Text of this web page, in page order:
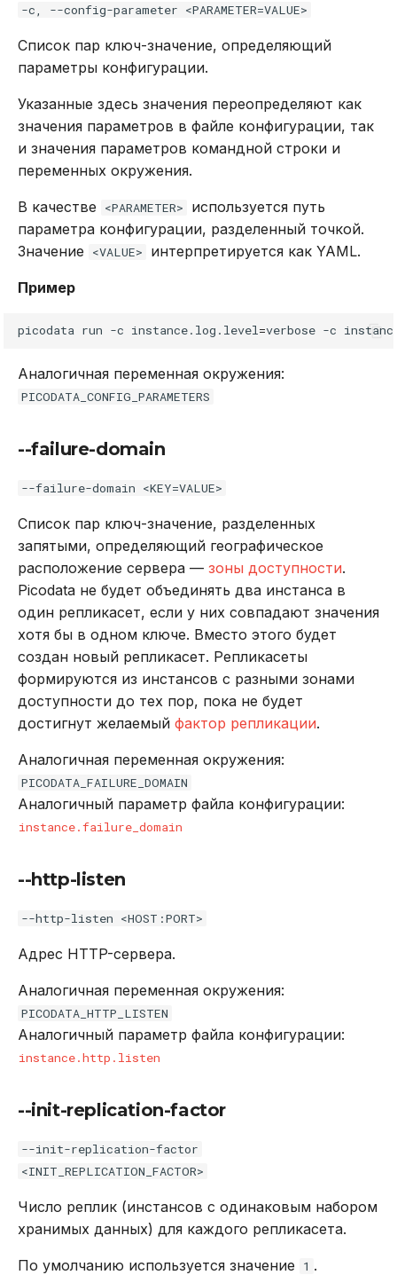
-c, --config-parameter <PARAMETER=VALUE>
Список пар ключ-значение, определяющий
параметры конфигурации.
Указанные здесь значения переопределяют как
значения параметров в файле конфигурации, так
и значения параметров командной строки и
переменных окружения.
В качестве <PARAMETER>
используется путь
параметра конфигурации, разделенный точкой.
Значение
<VALUE> интерпретируется как YAML.
Пример
picodata run -c instance.log.level=verbose -c
Аналогичная переменная окружения:
PICODATA_CONFIG_PARAMETERS
--failure-domain
--failure-domain <KEY=VALUE>
Список пар ключ-значение, разделенных
запятыми, определяющий географическое
расположение сервера — зоны доступности.
Picodata не будет объединять два инстанса в
один репликасет, если у них совпадают значения
хотя бы в одном ключе. Вместо этого будет
создан новый репликасет. Репликасеты
формируются из инстансов с разными зонами
доступности до тех пор, пока не будет
достигнут желаемый фактор репликации.
Аналогичная переменная окружения:
PICODATA_FAILURE_DOMAIN
Аналогичный параметр файла конфигурации:
instance.failure_domain
--http-listen
--http-listen <HOST:PORT>
Адрес HTTP-сервера.
Аналогичная переменная окружения:
PICODATA_HTTP_LISTEN
Аналогичный параметр файла конфигурации:
instance.http.listen
--init-replication-factor
--init-replication-factor
<INIT_REPLICATION_FACTOR>
Число реплик (инстансов с одинаковым набором
хранимых данных) для каждого репликасета.
По умолчанию используется значение 1 .